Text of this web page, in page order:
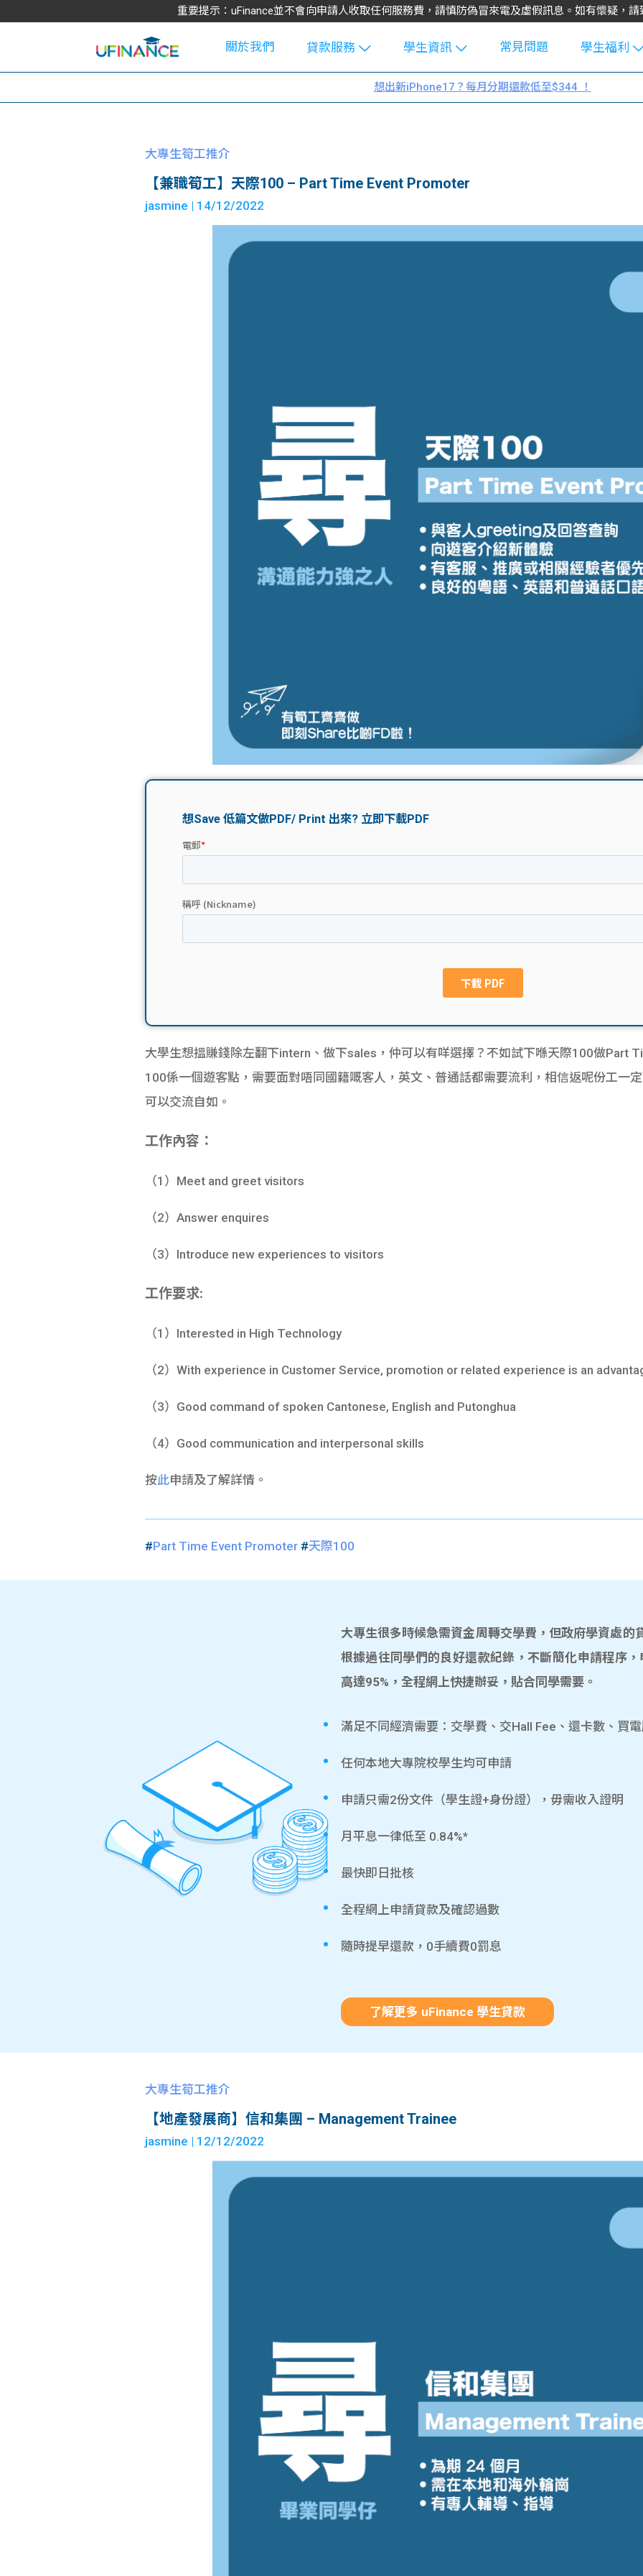
重要提示：uFinance並不會向申請人收取任何服務費，請慎防偽冒來電及虛假訊息。如有懷疑，
關於我們
貸款服務
學生貸款
大學生學費
學生資訊
Blog
大專生筍
Exchang
常見問題
學生福利
uFinance
園贊助
想出新iPhone17？每月分期還款低至$344 ！
大專生筍工推介
【兼職筍工】天際100 – Part Time Event Promoter
jasmine | 14/12/2022
大學生想搵賺錢除左翻下intern、做下sales，仲可以有咩選擇？不如試下喺天際100做Part
100係一個遊客點，需要面對唔同國籍嘅客人，英文、普通話都需要流利，相信返呢份工一
可以交流自如。
工作內容：
（1）Meet and greet visitors
（2）Answer enquires
（3）Introduce new experiences to visitors
工作要求:
（1）Interested in High Technology
（2）With experience in Customer Service, promotion or related experience is an
（3）Good command of spoken Cantonese, English and Putonghua
（4）Good communication and interpersonal skills
按此申請及了解詳情。
#Part Time Event Promoter#天際100
大專生很多時候急需資金周轉交學費，但政府學資處
根據過往同學們的良好還款紀錄，不斷簡化申請程序
高達95%，全程網上快捷辦妥，貼合同學需要。
滿足不同經濟需要：交學費、交Hall Fee、還卡數、買
任何本地大專院校學生均可申請
申請只需2份文件（學生證+身份證），毋需收入證明
月平息一律低至 0.84%*
最快即日批核
全程網上申請貸款及確認過數
隨時提早還款，0手續費0罰息
了解更多 uFinance 學生貸款
大專生筍工推介
【地產發展商】信和集團 – Management Trainee
jasmine | 12/12/2022